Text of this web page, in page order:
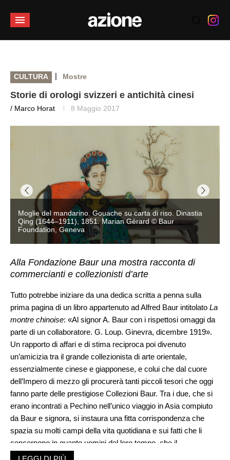
CULTURA | Mostre
Storie di orologi svizzeri e antichità cinesi
/ Marco Horat 8 Maggio 2017
Moglie del mandarino. Gouache su carta di riso. Dinastia
Qing (1644–1911), 1851. Marian Gérard © Baur
Foundation, Geneva
Alla Fondazione Baur una mostra racconta di
commercianti e collezionisti d’arte
Tutto potrebbe iniziare da una dedica scritta a penna sulla
prima pagina di un libro appartenuto ad Alfred Baur intitolato La
montre chinoise: «Al signor A. Baur con i rispettosi omaggi da
parte di un collaboratore. G. Loup. Ginevra, dicembre 1919».
Un rapporto di affari e di stima reciproca poi divenuto
un’amicizia tra il grande collezionista di arte orientale,
essenzialmente cinese e giapponese, e colui che dal cuore
dell’Impero di mezzo gli procurerà tanti piccoli tesori che oggi
fanno parte delle prestigiose Collezioni Baur. Tra i due, che si
erano incontrati a Pechino nell’unico viaggio in Asia compiuto
da Baur e signora, si instaura una fitta corrispondenza che
spazia su molti campi della vita quotidiana e sui fatti che li
concernono in quanto uomini del loro tempo, che il
collezionista svizzero classifica con meticolosità. Dall’altra